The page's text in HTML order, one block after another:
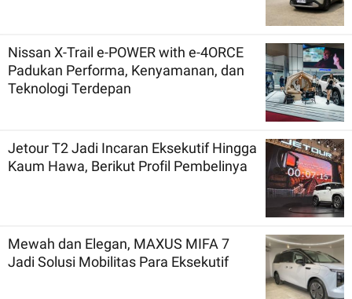
Nissan X-Trail e-POWER with e-4ORCE
Padukan Performa, Kenyamanan, dan
Teknologi Terdepan
Jetour T2 Jadi Incaran Eksekutif Hingga
Kaum Hawa, Berikut Profil Pembelinya
Mewah dan Elegan, MAXUS MIFA 7
Jadi Solusi Mobilitas Para Eksekutif